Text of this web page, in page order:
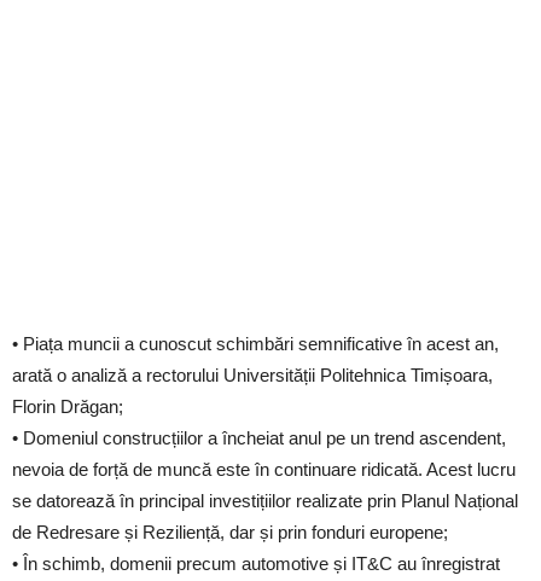
• Piața muncii a cunoscut schimbări semnificative în acest an,
arată o analiză a rectorului Universității Politehnica Timișoara,
Florin Drăgan;
• Domeniul construcțiilor a încheiat anul pe un trend ascendent,
nevoia de forță de muncă este în continuare ridicată. Acest lucru
se datorează în principal investițiilor realizate prin Planul Național
de Redresare și Reziliență, dar și prin fonduri europene;
• În schimb, domenii precum automotive și IT&C au înregistrat